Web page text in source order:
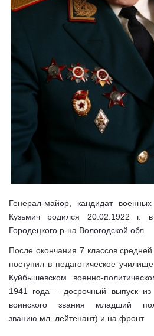
Генерал-майор, кандидат
Кузьмич родился 20.02.1922 г.
Городецкого р-на Вологодской обл.
После окончания 7 классов
поступил в педагогическое училище.
Куйбышевском военно-
1941 года – досрочный выпуск
воинского звания младший
званию мл. лейтенант) и на фронт.